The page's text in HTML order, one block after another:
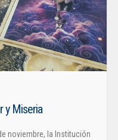
y Miseria
noviembre, la Institución